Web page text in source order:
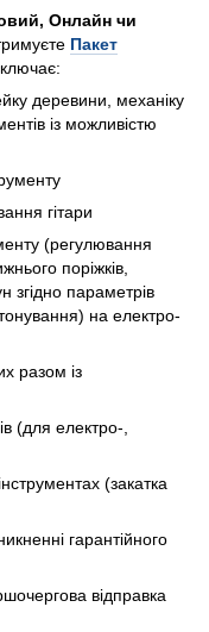
Онлайн чи
Пакет
деревини, механіку
із можливістю
гітари
(регулювання
поріжків,
згідно параметрів
на електро-
разом із
(для електро-,
(закатка
гарантійного
відправка